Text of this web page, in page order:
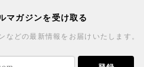
マガジンを受け取る
などの最新情報をお届けいたします。